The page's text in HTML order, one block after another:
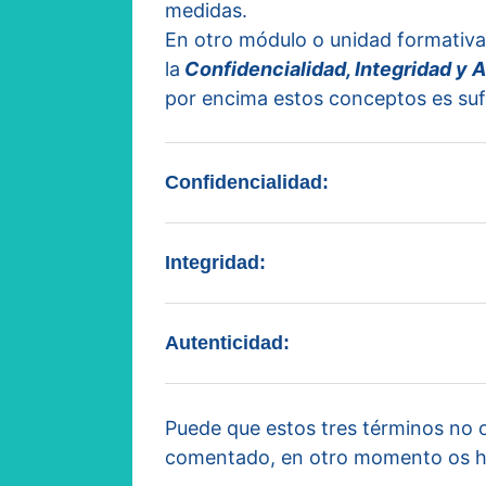
medidas.
En otro módulo o unidad
la Confidencialidad, Integridad y
por encima estos conceptos es
Confidencialidad:
Integridad:
Autenticidad:
Puede que estos tres términos no
comentado, en otro momento os